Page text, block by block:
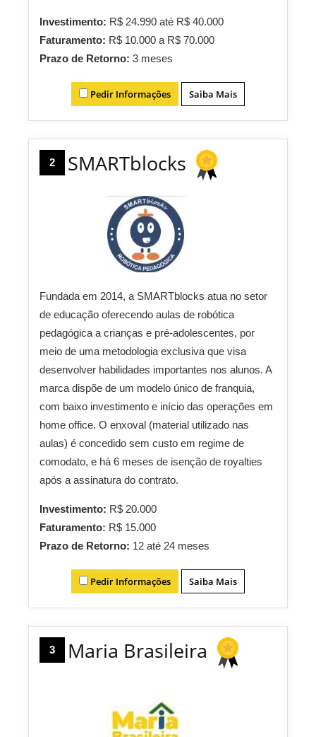
Investimento: R$ 24.990 até R$ 40.000
Faturamento: R$ 10.000 a R$ 70.000
Prazo de Retorno: 3 meses
Pedir Informações Saiba Mais
2 SMARTblocks
Fundada em 2014, a SMARTblocks atua no setor
de educação oferecendo aulas de robótica
pedagógica a crianças e pré-adolescentes, por
meio de uma metodologia exclusiva que visa
desenvolver habilidades importantes nos alunos. A
marca dispõe de um modelo único de franquia,
com baixo investimento e início das operações em
home office. O enxoval (material utilizado nas
aulas) é concedido sem custo em regime de
comodato, e há 6 meses de isenção de royalties
após a assinatura do contrato.
Investimento: R$ 20.000
Faturamento: R$ 15.000
Prazo de Retorno: 12 até 24 meses
Pedir Informações Saiba Mais
3 Maria Brasileira